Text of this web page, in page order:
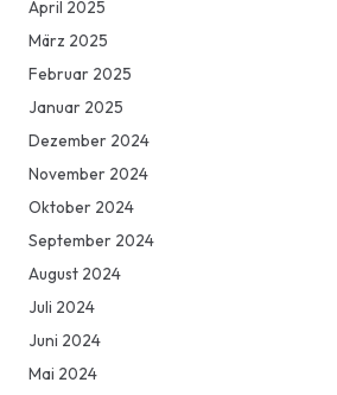
April 2025
März 2025
Februar 2025
Januar 2025
Dezember 2024
November 2024
Oktober 2024
September 2024
August 2024
Juli 2024
Juni 2024
Mai 2024